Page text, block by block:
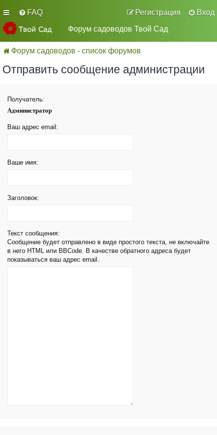
FAQ Вход
Регистрация
Форум садоводов Твой Сад
Форум садоводов - список форумов
Отправить сообщение администрации
Получатель:
Администратор
Ваш адрес email:
Ваше имя:
Заголовок:
Текст сообщения:
Сообщение будет отправлено в виде простого текста, не включайте
в него HTML или BBCode. В качестве обратного адреса будет
показываться ваш адрес email.